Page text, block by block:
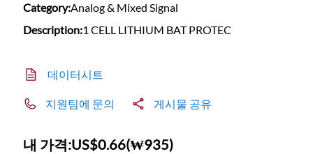
Category:Analog & Mixed Signal
Description:1 CELL LITHIUM BAT PROTEC
데이터시트
지원팀에 문의 게시물 공유
내 가격:US$0.66(₩935)